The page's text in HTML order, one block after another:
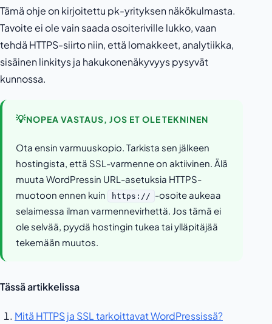
Tämä ohje on kirjoitettu pk-yrityksen näkökulmasta.
Tavoite ei ole vain saada osoiteriville lukko, vaan
tehdä HTTPS-siirto niin, että lomakkeet, analytiikka,
sisäinen linkitys ja hakukonenäkyvyys pysyvät
kunnossa.
💡NOPEA VASTAUS, JOS ET OLE TEKNINEN
Ota ensin varmuuskopio. Tarkista sen jälkeen
hostingista, että SSL-varmenne on aktiivinen. Älä
muuta WordPressin URL-asetuksia HTTPS-
muotoon ennen kuin
https:// -osoite aukeaa
selaimessa ilman varmennevirhettä. Jos tämä ei
ole selvää, pyydä hostingin tukea tai ylläpitäjää
tekemään muutos.
Tässä artikkelissa
Mitä HTTPS ja SSL tarkoittavat WordPressissä?